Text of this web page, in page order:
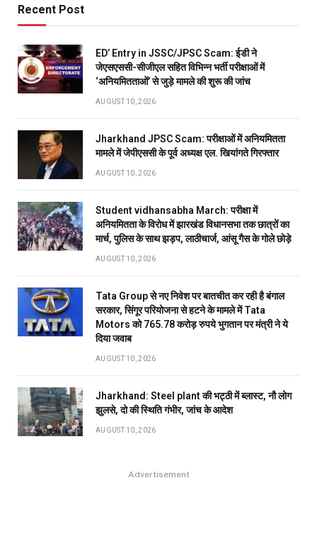
Recent Post
ED’ Entry in JSSC/JPSC Scam: ईडी ने
जेएसएससी-सीजीएल सहित विभिन्न भर्ती परीक्षाओं में
‘अनियमितताओं’ से जुड़े मामले की शुरू की जांच
AUGUST 10, 2026
Jharkhand JPSC Scam: परीक्षाओं में अनियमितता
मामले में जेपीएससी के पूर्व अध्यक्ष एल. खियांगते गिरफ्तार
AUGUST 10, 2026
Student vidhansabha March: परीक्षा में
अनियमितता के विरोध में झारखंड विधानसभा तक छात्रों का
मार्च, पुलिस के साथ झड़प, लाठीचार्ज, आंसू गैस के गोले छोड़े
AUGUST 10, 2026
Tata Group से नए निवेश पर बातचीत कर रही है बंगाल
सरकार, सिंगूर परियोजना से हटने के मामले में Tata
Motors को 765.78 करोड़ रुपये भुगतान पर मंत्री ने ये
दिया जवाब
AUGUST 10, 2026
Jharkhand: Steel plant की भट्ठी में ब्लास्ट, नौ लोग
झुलसे, दो की स्थिति गंभीर, जांच के आदेश
AUGUST 10, 2026
Advertisement